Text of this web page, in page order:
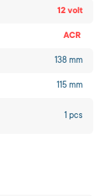
12 volt
ACR
138 mm
115 mm
1 pcs